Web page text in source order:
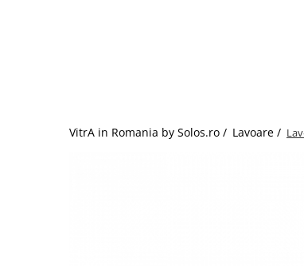
VitrA in Romania by Solos.ro / Lavoare /